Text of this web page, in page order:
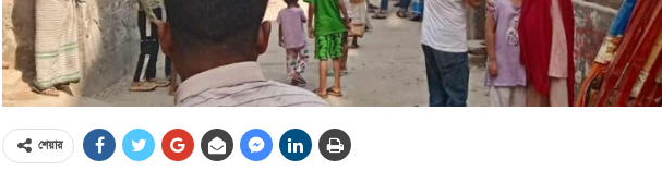
শেয়ার
অপরাধ
গুলশান হলি আর্টিজান হামলা
মামলা : হাইকোর্টের রায় আজ
আন্তর্জাতিক
আর্কাইভ থেকে
সেহরি, ইফতার ও তারাবির
সময় নিরবচ্ছিন্ন বিদ্যুৎ রাখার
নির্দেশ: প্রধানমন্ত্রী তারেক
রহমান